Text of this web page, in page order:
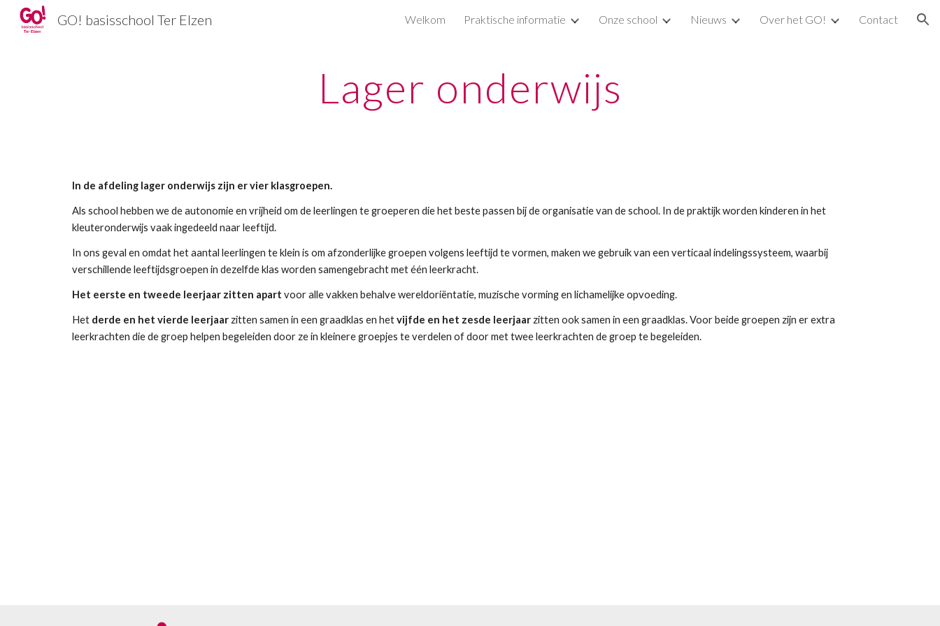
Skip to navigation
GO! basisschool Ter Elzen Welkom Praktische informatie Onze school Nieuws Over het GO! Contact
Lager onderwijs
In de afdeling lager onderwijs zijn er vier klasgroepen.
Als school hebben we de autonomie en vrijheid om de leerlingen te groeperen die het beste passen bij de organisatie van de school. In de praktijk worden kinderen in het
kleuteronderwijs vaak ingedeeld naar leeftijd.
In ons geval en omdat het aantal leerlingen te klein is om afzonderlijke groepen volgens leeftijd te vormen, maken we gebruik van een verticaal indelingssysteem, waarbij
verschillende leeftijdsgroepen in dezelfde klas worden samengebracht met één leerkracht.
Het eerste en tweede leerjaar zitten apart voor alle vakken behalve wereldoriëntatie, muzische vorming en lichamelijke opvoeding.
Het derde en het vierde leerjaar zitten samen in een graadklas en het vijfde en het zesde leerjaar zitten ook samen in een graadklas. Voor beide groepen zijn er extra
leerkrachten die de groep helpen begeleiden door ze in kleinere groepjes te verdelen of door met twee leerkrachten de groep te begeleiden.